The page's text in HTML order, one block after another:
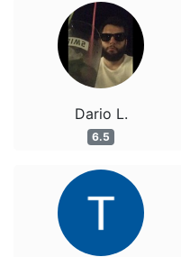
Dario L.
6.5